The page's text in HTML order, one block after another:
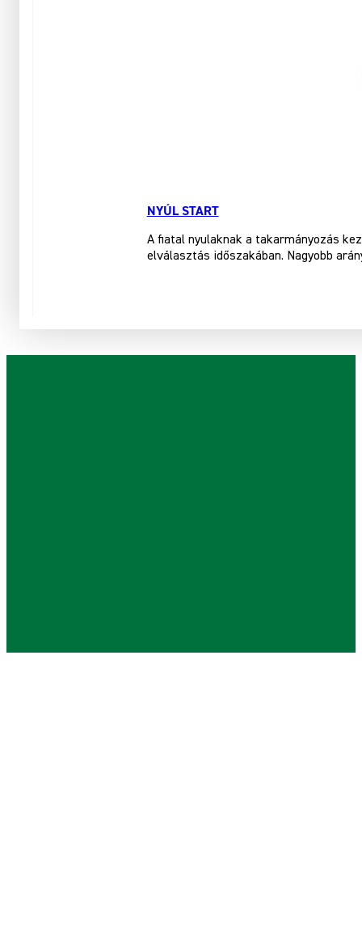
NYÚL START
A fiatal nyulaknak a takarmányozás
elválasztás időszakában. Nagyobb